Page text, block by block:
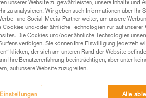
diesem technischen
direkt am Strang eines
installiert wird, während
eingehängt
unserer Website zu gewährleisten, unsere Inhalte und
zu analysieren. Wir geben auch Informationen über Ihr
und Social-Media-Partner weiter, um unsere
Cookies und/oder ähnliche Technologien nur auf
Die Cookies und/oder ähnliche Technologien
verfolgen. Sie können Ihre Einwilligung jederzeit
klicken, der sich am unteren Rand der Website
Ihre Benutzererfahrung beeinträchtigen, aber unter
auf unsere Website zuzugreifen.
Alle